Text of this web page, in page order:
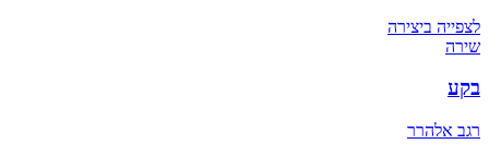
לצפייה ביצירה
שירה
בקע
רגב אלהרר